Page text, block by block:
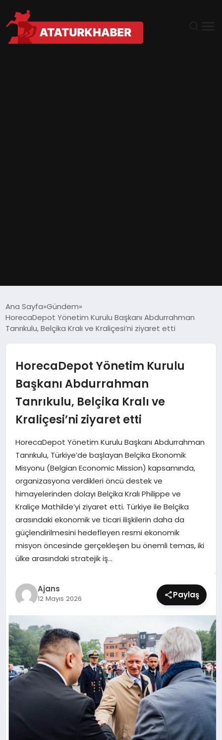
DÜNYA
MAGAZIN
SIYASET
SPOR
TEKNOLOJI
YAŞAM
Ana Sayfa Gündem
HorecaDepot Yönetim Kurulu Başkanı Abdurrahman
Tanrıkulu, Belçika Kralı ve Kraliçesi’ni ziyaret etti
HorecaDepot Yönetim Kurulu
Başkanı Abdurrahman
Tanrıkulu, Belçika Kralı ve
Kraliçesi’ni ziyaret etti
HorecaDepot Yönetim Kurulu Başkanı Abdurrahman
Tanrıkulu, Türkiye’de başlayan Belçika Ekonomik
Misyonu (Belgian Economic Mission) kapsamında,
organizasyona verdikleri öncü destek ve
himayelerinden dolayı Belçika Kralı Philippe ve
Kraliçe Mathilde’yi ziyaret etti. Türkiye ile Belçika
arasındaki ekonomik ve ticari ilişkilerin daha da
güçlendirilmesini hedefleyen resmi ekonomik
misyon öncesinde gerçekleşen bu önemli temas, iki
ülke arasındaki stratejik iş…
Ajans
12 Mayıs 2026 Paylaş